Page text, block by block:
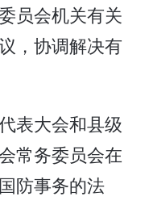
员会机关有关
，协调解决有
表大会和县级
常务委员会在
防事务的法